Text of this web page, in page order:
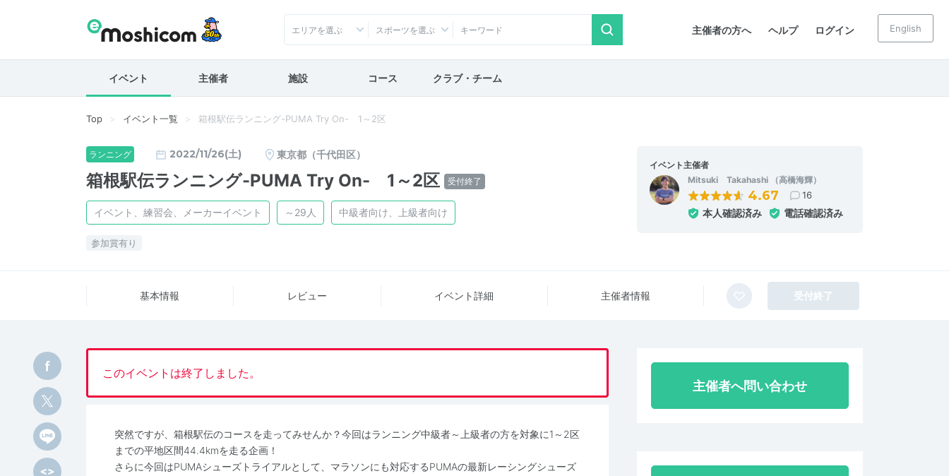
主催者の方へ ヘルプ ログイン
エリアを選ぶ スポーツを選ぶ English
イベント 主催者 施設 コース クラブ・チーム
Top イベント一覧 箱根駅伝ランニング-PUMA Try On- 1～2区
ランニング 2022/11/26(土) 東京都（千代田区）
箱根駅伝ランニング-PUMA Try On- 1～2区 受付終了
イベント、練習会、メーカーイベント ～29人 中級者向け、上級者向け
参加賞有り
イベント主催者
Mitsuki Takahashi （高橋海輝）
4.67 16
本人確認済み 電話確認済み
基本情報 レビュー イベント詳細 主催者情報 受付終了
このイベントは終了しました。
突然ですが、箱根駅伝のコースを走ってみせんか？今回はランニング中級者～上級者の方を対象に1～2区
までの平地区間44.4kmを走る企画！
さらに今回はPUMAシューズトライアルとして、マラソンにも対応するPUMAの最新レーシングシューズ
主催者へ問い合わせ